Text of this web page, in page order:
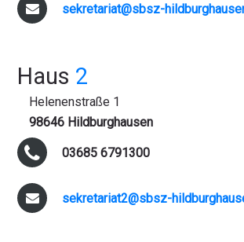
sekretariat@sbsz-
Haus 2
Helenenstraße 1
98646 Hildburghausen
03685 6791300
sekretariat2@sbsz-